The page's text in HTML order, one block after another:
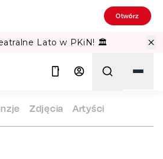
Otwórz
w TAURON Arena Kraków!
LEKKO NIE BĘDZIE
Zdjęcia Artyści